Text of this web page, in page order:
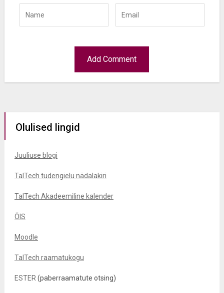
Olulised lingid
Juuliuse blogi
TalTech tudengielu nädalakiri
TalTech Akadeemiline kalender
ÕIS
Moodle
TalTech raamatukogu
ESTER (paberraamatute otsing)